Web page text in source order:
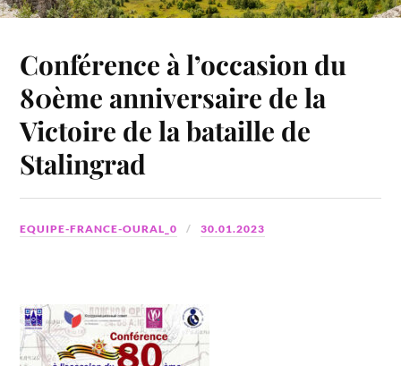
Conférence à l’occasion du
80ème anniversaire de la
Victoire de la bataille de
Stalingrad
EQUIPE-FRANCE-OURAL_0 30.01.2023